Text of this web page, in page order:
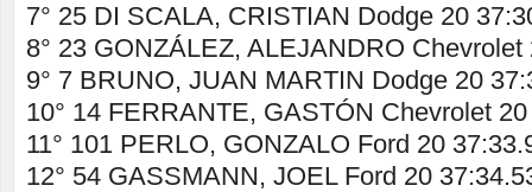
7° 25 DI SCALA, CRISTIAN Dodge 20
8° 23 GONZÁLEZ, ALEJANDRO
9° 7 BRUNO, JUAN MARTIN Dodge 20
10° 14 FERRANTE, GASTÓN Chevrolet
11° 101 PERLO, GONZALO Ford 20
12° 54 GASSMANN, JOEL Ford 20